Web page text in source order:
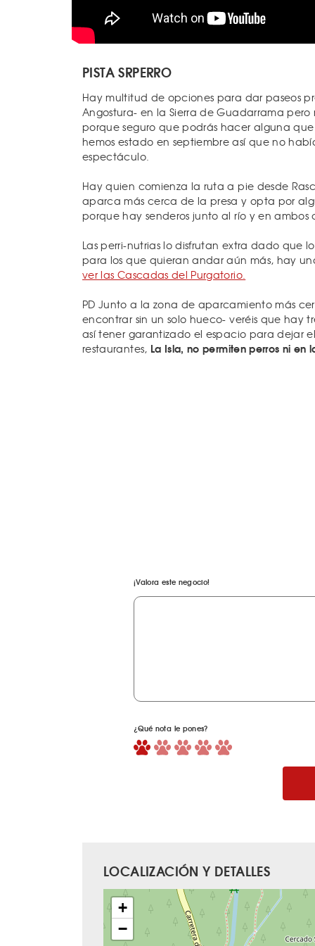
PISTA SRPERRO
Hay multitud de opciones para dar paseos
Angostura- en la Sierra de Guadarrama
porque seguro que podrás hacer alguna
hemos estado en septiembre así que no
espectáculo.
Hay quien comienza la ruta a pie desde
aparca más cerca de la presa y opta por
porque hay senderos junto al río y en ambos
Las perri-nutrias lo disfrutan extra dado que
para los que quieran andar aún más, hay
ver las Cascadas del Purgatorio.
PD Junto a la zona de aparcamiento más
encontrar sin un solo hueco- veréis que hay
así tener garantizado el espacio para dejar
restaurantes, La Isla, no permiten perros ni en
¡Valora este negocio!
¿Qué nota le pones?
LOCALIZACIÓN Y DETALLES
+
−